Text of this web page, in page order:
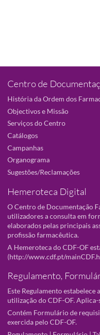
Centro de
História da Ordem dos
Objectivos e Missão
Serviços do Centro
Catálogos
Campanhas
Organograma
Sugestões/Reclamações
Hemeroteca Digital
O Centro de Documentação
utilizadores a consulta em
elaborados pelas principais
profissão farmacêutica.
A Hemeroteca do CDF-OF
(http://www.cdf.pt/
Regulamento,
Este Regulamento
utilização do CDF-OF.
Contém Formulário de
exercida pelo CDF-OF.